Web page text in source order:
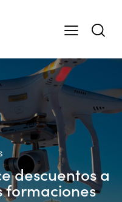
descuentos a
formaciones